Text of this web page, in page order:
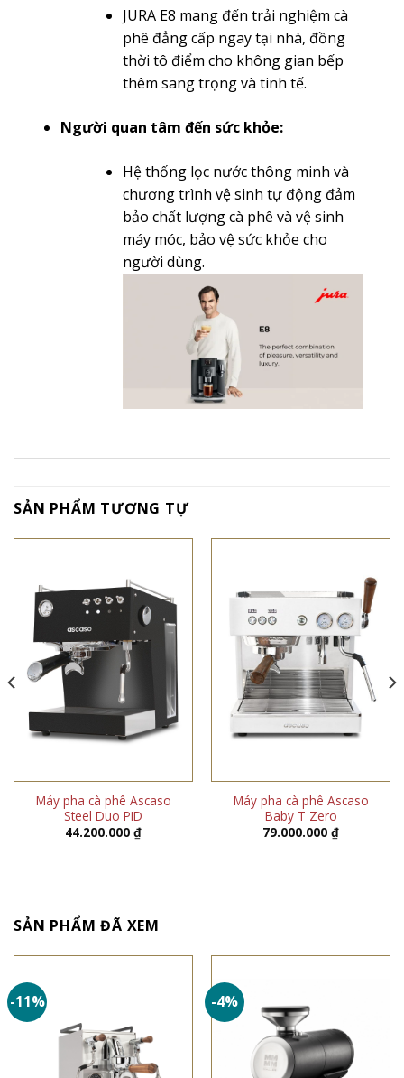
JURA E8 mang đến trải nghiệm cà
phê đẳng cấp ngay tại nhà, đồng
thời tô điểm cho không gian bếp
thêm sang trọng và tinh tế.
Người quan tâm đến sức khỏe:
Hệ thống lọc nước thông minh và
chương trình vệ sinh tự động đảm
bảo chất lượng cà phê và vệ sinh
máy móc, bảo vệ sức khỏe cho
người dùng.
SẢN PHẨM TƯƠNG TỰ
Máy pha cà phê Ascaso
Steel Duo PID
44.200.000 ₫
Máy pha cà phê Ascaso
Baby T Zero
79.000.000 ₫
SẢN PHẨM ĐÃ XEM
-11% -4%